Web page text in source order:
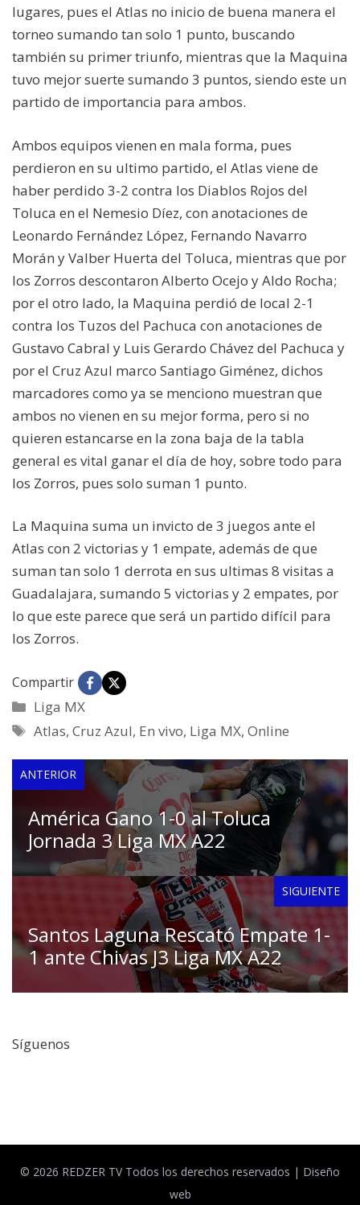
lugares, pues el Atlas no inicio de buena manera el
torneo sumando tan solo 1 punto, buscando
también su primer triunfo, mientras que la Maquina
tuvo mejor suerte sumando 3 puntos, siendo este un
partido de importancia para ambos.
Ambos equipos vienen en mala forma, pues
perdieron en su ultimo partido, el Atlas viene de
haber perdido 3-2 contra los Diablos Rojos del
Toluca en el Nemesio Díez, con anotaciones de
Leonardo Fernández López, Fernando Navarro
Morán y Valber Huerta del Toluca, mientras que por
los Zorros descontaron Alberto Ocejo y Aldo Rocha;
por el otro lado, la Maquina perdió de local 2-1
contra los Tuzos del Pachuca con anotaciones de
Gustavo Cabral y Luis Gerardo Chávez del Pachuca y
por el Cruz Azul marco Santiago Giménez, dichos
marcadores como ya se menciono muestran que
ambos no vienen en su mejor forma, pero si no
quieren estancarse en la zona baja de la tabla
general es vital ganar el día de hoy, sobre todo para
los Zorros, pues solo suman 1 punto.
La Maquina suma un invicto de 3 juegos ante el
Atlas con 2 victorias y 1 empate, además de que
suman tan solo 1 derrota en sus ultimas 8 visitas a
Guadalajara, sumando 5 victorias y 2 empates, por
lo que este parece que será un partido difícil para
los Zorros.
Compartir
Categorías
Liga MX
Etiquetas
Atlas,Cruz Azul, En vivo, Liga MX,Online
ANTERIOR
América Gano 1-0 al Toluca
Jornada 3 Liga MX A22
SIGUIENTE
Santos Laguna Rescató Empate 1-
1 ante Chivas J3 Liga MX A22
Síguenos
© 2026 REDZER TV Todos los derechos reservados | Diseño
web